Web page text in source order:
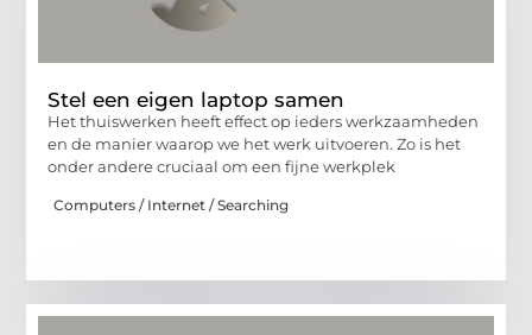
Stel een eigen laptop samen
Het thuiswerken heeft effect op ieders werkzaamheden
en de manier waarop we het werk uitvoeren. Zo is het
onder andere cruciaal om een fijne werkplek
Computers / Internet / Searching